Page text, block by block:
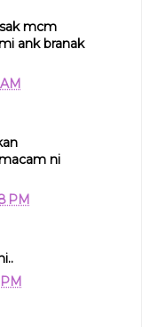
mcm
ank branak
ni
PM